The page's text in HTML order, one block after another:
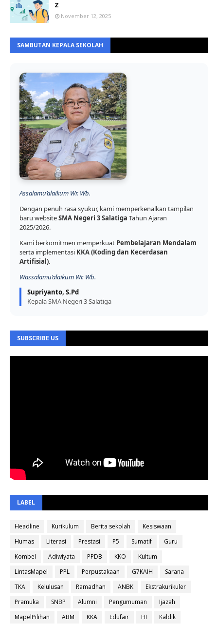
Z
November 12, 2025
SAMBUTAN KEPALA SEKOLAH
Assalamu’alaikum Wr. Wb.
Dengan penuh rasa syukur, kami memperkenalkan tampilan
baru websiteSMA Negeri 3 Salatiga Tahun Ajaran
2025/2026.
Kami berkomitmen memperkuat Pembelajaran Mendalam
serta implementasi KKA (Koding dan Kecerdasan
Artifisial).
Wassalamu’alaikum Wr. Wb.
Supriyanto, S.Pd
Kepala SMA Negeri 3 Salatiga
SUBSCRIBE US
LABEL
Headline Kurikulum Berita sekolah
Kesiswaan
Humas
Literasi Prestasi P5 Sumatif
Guru
Kombel
Adiwiyata PPDB KKO
Kultum
LintasMapel
PPL Perpustakaan G7KAIH
Sarana
TKA
Kelulusan Ramadhan ANBK
Ekstrakurikuler
Pramuka
SNBP Alumni Pengumuman
Ijazah
MapelPilihan
ABM KKA Edufair HI
Kaldik